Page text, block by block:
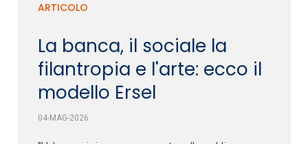
ARTICOLO
La banca, il sociale la
filantropia e l'arte: ecco il
modello Ersel
04-MAG-2026